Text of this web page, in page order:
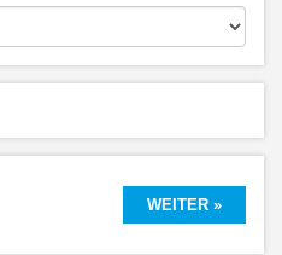
WEITER »